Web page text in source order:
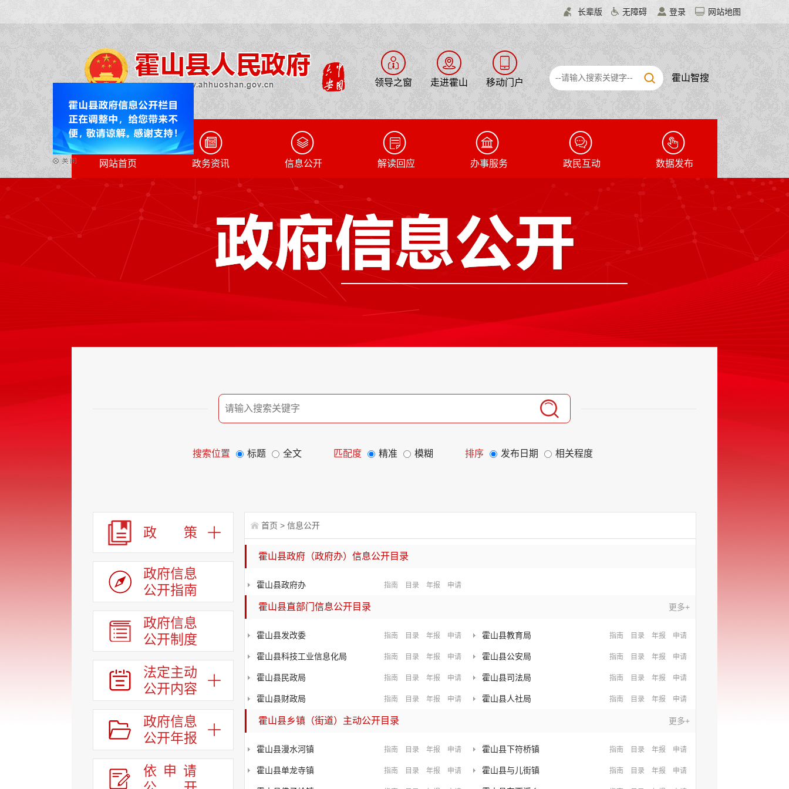
长辈版 无障碍 登录 网站地图
领导之窗 走进霍山 移动门户 霍山智搜
网站首页 政务资讯 信息公开 解读回应 办事服务 政民互动 数据发布
搜索位置 标题 全文 匹配度 精准 模糊 排序 发布日期 相关程度
政 策
政府信息
公开指南
政府信息
公开制度
法定主动
公开内容
政府信息
公开年报
依申请
首页 > 信息公开
霍山县政府（政府办）信息公开目录
指南 目录 年报 申请
霍山县政府办
更多+
霍山县直部门信息公开目录
指南 目录 年报 申请
霍山县发改委 指南 目录 年报 申请
霍山县教育局
指南 目录 年报 申请
霍山县科技工业信息化局 指南 目录 年报 申请
霍山县公安局
指南 目录 年报 申请
霍山县民政局 指南 目录 年报 申请
霍山县司法局
指南 目录 年报 申请
霍山县财政局 指南 目录 年报 申请
霍山县人社局
更多+
霍山县乡镇（街道）主动公开目录
指南 目录 年报 申请
霍山县漫水河镇 指南 目录 年报 申请
霍山县下符桥镇
指南 目录 年报 申请
霍山县单龙寺镇 指南 目录 年报 申请
霍山县与儿街镇